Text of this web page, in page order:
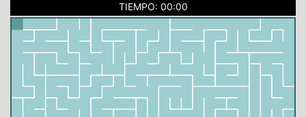
TIEMPO: 00:00